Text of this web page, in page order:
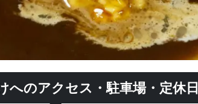
へのアクセス・駐車場・定休日